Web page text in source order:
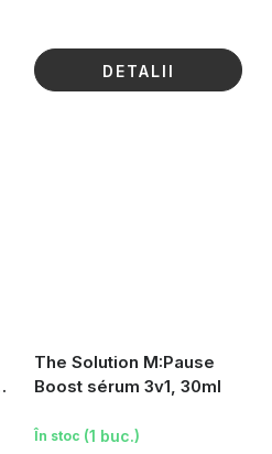
DETALII
The Solution M:Pause
Boost sérum 3v1, 30ml
În stoc (1 buc.)